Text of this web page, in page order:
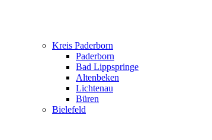
Kreis Paderborn
Paderborn
Bad Lippspringe
Altenbeken
Lichtenau
Büren
Bielefeld